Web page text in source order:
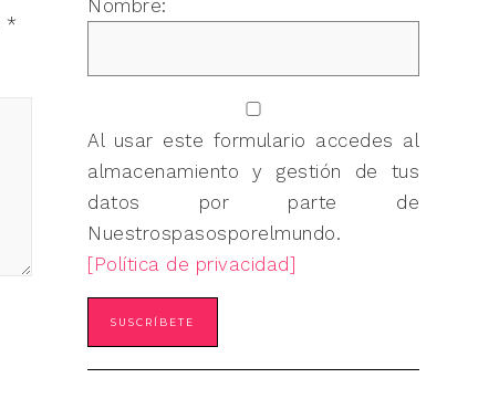
*
Nombre:
Al usar este formulario accedes al
almacenamiento y gestión de tus
datos por parte de
Nuestrospasosporelmundo.
[Política de privacidad]